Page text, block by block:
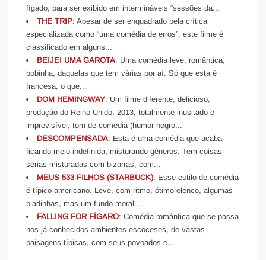
fígado, para ser exibido em intermináveis “sessões da...
THE TRIP: Apesar de ser enquadrado pela crítica
especializada como “uma comédia de erros”, este filme é
classificado em alguns...
BEIJEI UMA GAROTA: Uma comédia leve, romântica,
bobinha, daquelas que tem várias por aí. Só que esta é
francesa, o que...
DOM HEMINGWAY: Um filme diferente, delicioso,
produção do Reino Unido, 2013, totalmente inusitado e
imprevisível, tom de comédia (humor negro...
DESCOMPENSADA: Esta é uma comédia que acaba
ficando meio indefinida, misturando gêneros. Tem coisas
sérias misturadas com bizarras, com...
MEUS 533 FILHOS (STARBUCK): Esse estilo de comédia
é típico americano. Leve, com ritmo, ótimo elenco, algumas
piadinhas, mas um fundo moral...
FALLING FOR FÍGARO: Comédia romântica que se passa
nos já conhecidos ambientes escoceses, de vastas
paisagens típicas, com seus povoados e...